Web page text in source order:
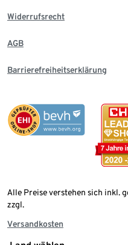
Widerrufsrecht
AGB
Barrierefreiheitserklärung
Alle Preise verstehen sich inkl.
zzgl.
Versandkosten